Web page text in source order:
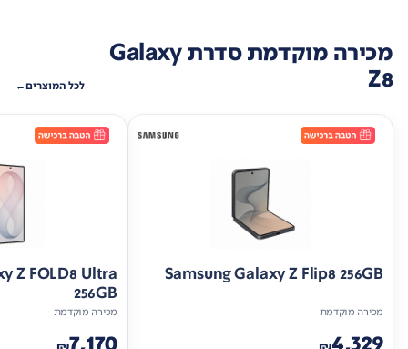
מכירה מוקדמת סדרת Galaxy
Z8 לכל המוצרים
Samsung Galaxy Z Flip8 256GB
מכירה מוקדמת
Z FOLD8 Ultra
256GB
מכירה מוקדמת